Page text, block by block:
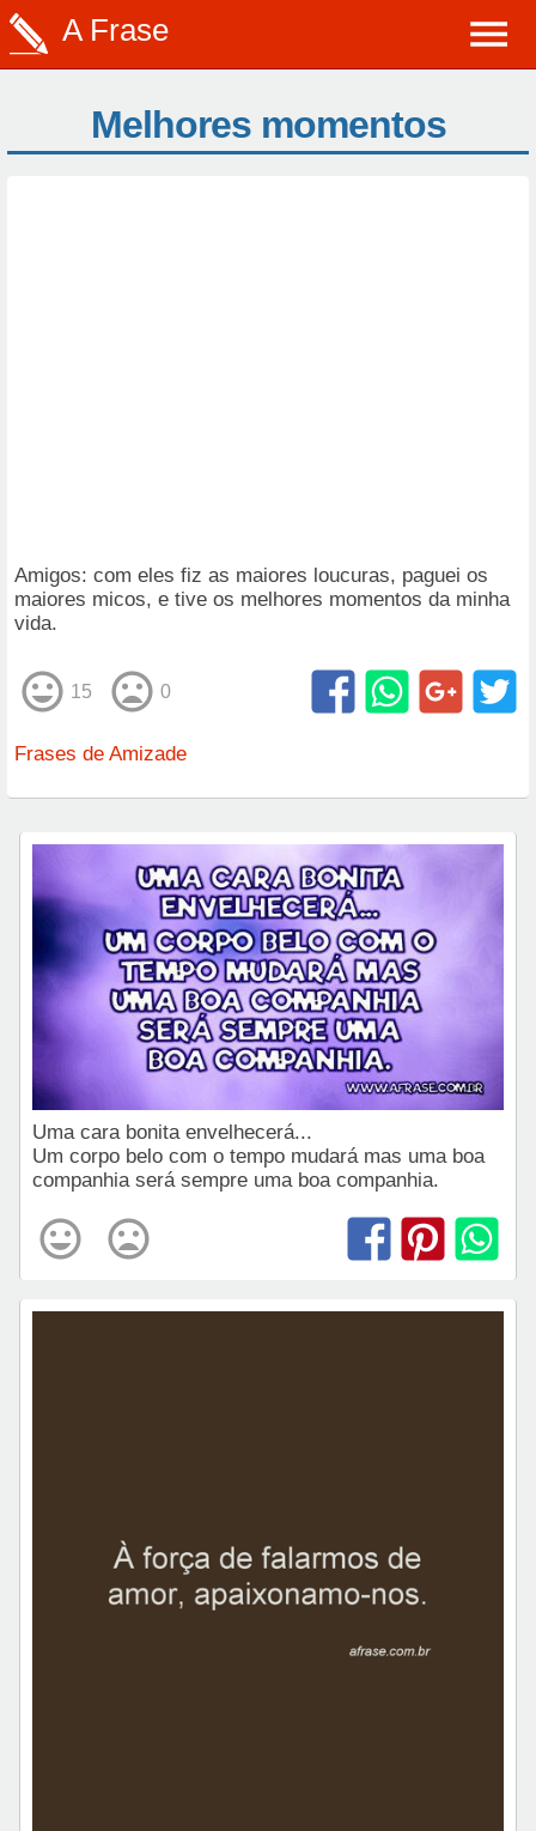
A Frase
Melhores momentos
Amigos: com eles fiz as maiores loucuras, paguei os
maiores micos, e tive os melhores momentos da minha
vida.
15 0
Frases de Amizade
Uma cara bonita envelhecerá...
Um corpo belo com o tempo mudará mas uma boa
companhia será sempre uma boa companhia.